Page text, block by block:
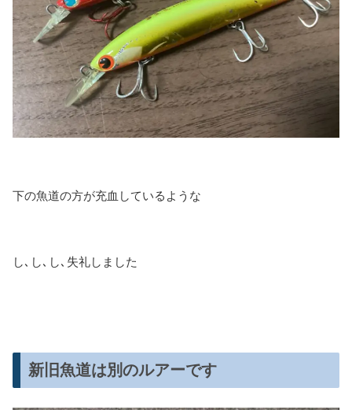
下の魚道の方が充血しているような
し､し､し､失礼しました
新旧魚道は別のルアーです